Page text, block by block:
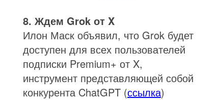
8. Ждем Grok от X
Илон Маск объявил, что Grok будет
доступен для всех пользователей
подписки Premium+ от X,
инструмент представляющей собой
конкурента ChatGPT (ссылка)